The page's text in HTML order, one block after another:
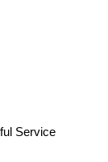
Service